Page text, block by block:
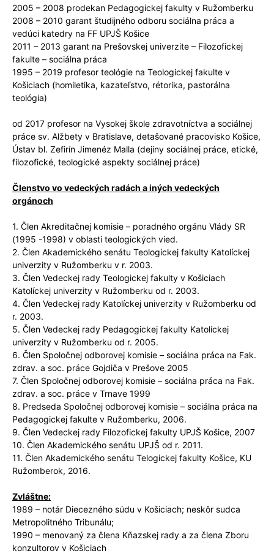
2005 – 2008 prodekan Pedagogickej fakulty v Ružomberku
2008 – 2010 garant študijného odboru sociálna práca a
vedúci katedry na FF UPJŠ Košice
2011 – 2013 garant na Prešovskej univerzite – Filozofickej
fakulte – sociálna práca
1995 – 2019 profesor teológie na Teologickej fakulte v
Košiciach (homiletika, kazateľstvo, rétorika, pastorálna
teológia)
od 2017 profesor na Vysokej škole zdravotníctva a sociálnej
práce sv. Alžbety v Bratislave, detašované pracovisko Košice,
Ústav bl. Zefirín Jimenéz Malla (dejiny sociálnej práce, etické,
filozofické, teologické aspekty sociálnej práce)
Členstvo vo vedeckých radách a iných vedeckých
orgánoch
1. Člen Akreditačnej komisie – poradného orgánu Vlády SR
(1995 -1998) v oblasti teologických vied.
2. Člen Akademického senátu Teologickej fakulty Katolíckej
univerzity v Ružomberku v r. 2003.
3. Člen Vedeckej rady Teologickej fakulty v Košiciach
Katolíckej univerzity v Ružomberku od r. 2003.
4. Člen Vedeckej rady Katolíckej univerzity v Ružomberku od
r. 2003.
5. Člen Vedeckej rady Pedagogickej fakulty Katolíckej
univerzity v Ružomberku od r. 2005.
6. Člen Spoločnej odborovej komisie – sociálna práca na Fak.
zdrav. a soc. práce Gojdiča v Prešove 2005
7. Člen Spoločnej odborovej komisie – sociálna práca na Fak.
zdrav. a soc. práce v Trnave 1999
8. Predseda Spoločnej odborovej komisie – sociálna práca na
Pedagogickej fakulte v Ružomberku, 2006.
9. Člen Vedeckej rady Filozofickej fakulty UPJŠ Košice, 2007
10. Člen Akademického senátu UPJŠ od r. 2011.
11. Člen Akademického senátu Telogickej fakulty Košice, KU
Ružomberok, 2016.
Zvláštne:
1989 – notár Diecezného súdu v Košiciach; neskôr sudca
Metropolitného Tribunálu;
1990 – menovaný za člena Kňazskej rady a za člena Zboru
konzultorov v Košiciach